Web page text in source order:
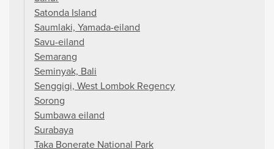
Satonda Island
Saumlaki, Yamada-eiland
Savu-eiland
Semarang
Seminyak, Bali
Senggigi, West Lombok Regency
Sorong
Sumbawa eiland
Surabaya
Taka Bonerate National Park